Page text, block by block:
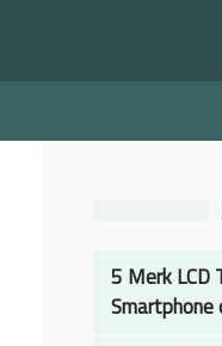
5 Merk LCD
Smartphone